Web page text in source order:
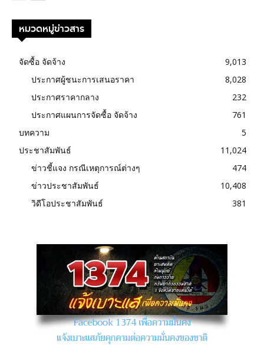
หมวดหมู่ข่าวสาร
จัดซื้อ จัดจ้าง
9,013
ประกาศผู้ชนะการเสนอราคา
8,028
ประกาศราคากลาง
232
ประกาศแผนการจัดซื้อ จัดจ้าง
761
บทความ
5
ประชาสัมพันธ์
11,024
ข่าวชี้แจง กรณีเหตุการณ์ต่างๆ
474
ข่าวประชาสัมพันธ์
10,408
วิดีโอประชาสัมพันธ์
381